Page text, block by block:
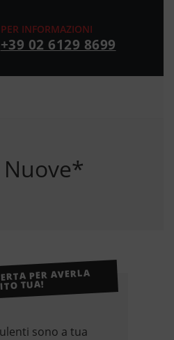
PER INFORMAZIONI
+39 02 6129 8699
PER AVERLA
TUA!
sono a tua